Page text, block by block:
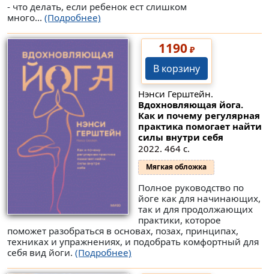
- что делать, если ребенок ест слишком
много... (Подробнее)
1190₽
В корзину
Нэнси Герштейн.
Вдохновляющая йога.
Как и почему регулярная
практика помогает найти
силы внутри себя
2022. 464 с.
Мягкая обложка
Полное руководство по
йоге как для начинающих,
так и для продолжающих
практики, которое
поможет разобраться в основах, позах, принципах,
техниках и упражнениях, и подобрать комфортный для
себя вид йоги. (Подробнее)